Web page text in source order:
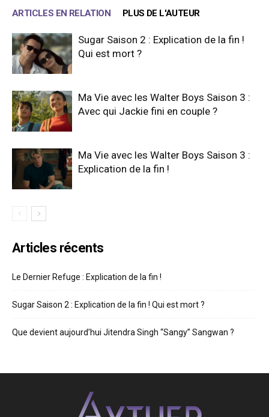
ARTICLES EN RELATION PLUS DE L'AUTEUR
Sugar Saison 2 : Explication de la fin !
Qui est mort ?
Ma Vie avec les Walter Boys Saison 3 :
Avec qui Jackie fini en couple ?
Ma Vie avec les Walter Boys Saison 3 :
Explication de la fin !
Articles récents
Le Dernier Refuge : Explication de la fin !
Sugar Saison 2 : Explication de la fin ! Qui est mort ?
Que devient aujourd’hui Jitendra Singh “Sangy” Sangwan ?